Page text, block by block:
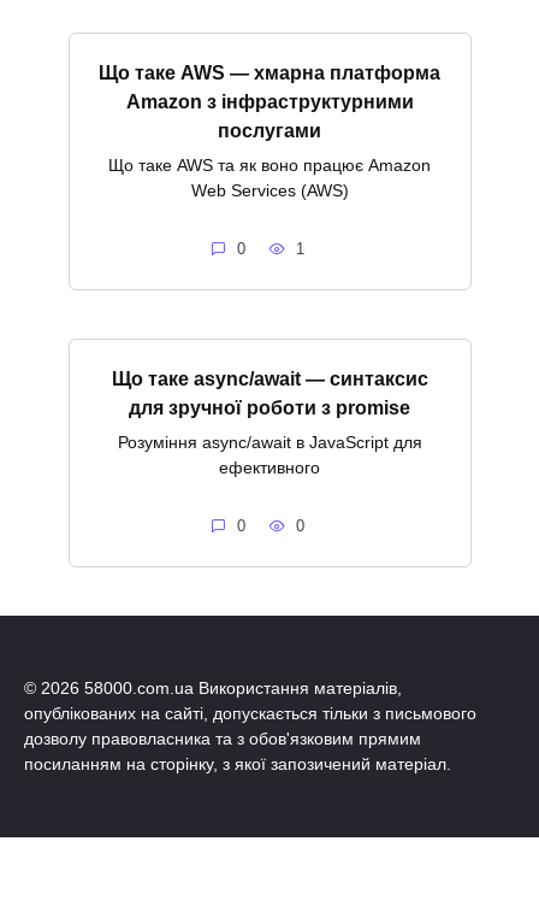
Що таке AWS — хмарна платформа
Amazon з інфраструктурними
послугами
Що таке AWS та як воно працює Amazon
Web Services (AWS)
0 1
Що таке async/await — синтаксис
для зручної роботи з promise
Розуміння async/await в JavaScript для
ефективного
0 0
© 2026 58000.com.ua Використання матеріалів,
опублікованих на сайті, допускається тільки з письмового
дозволу правовласника та з обов'язковим прямим
посиланням на сторінку, з якої запозичений матеріал.